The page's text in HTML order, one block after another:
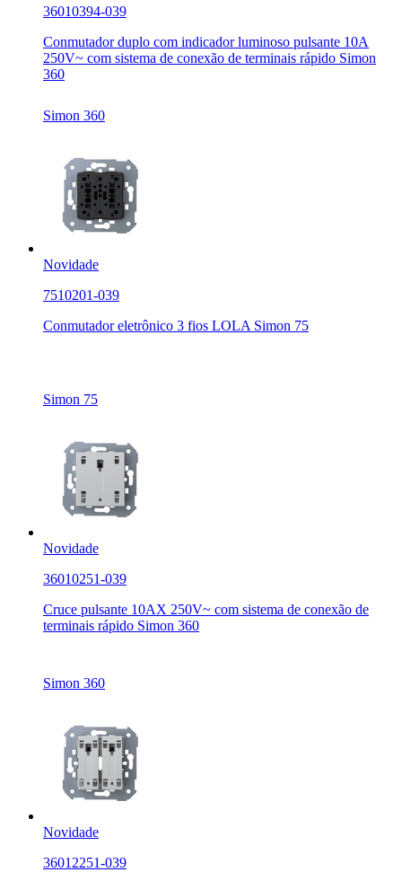
36010394-039
Conmutador duplo com indicador luminoso pulsante 10A
250V~ com sistema de conexão de terminais rápido Simon
360
Simon 360
Novidade
7510201-039
Conmutador eletrônico 3 fios LOLA Simon 75
Simon 75
Novidade
36010251-039
Cruce pulsante 10AX 250V~ com sistema de conexão de
terminais rápido Simon 360
Simon 360
Novidade
36012251-039